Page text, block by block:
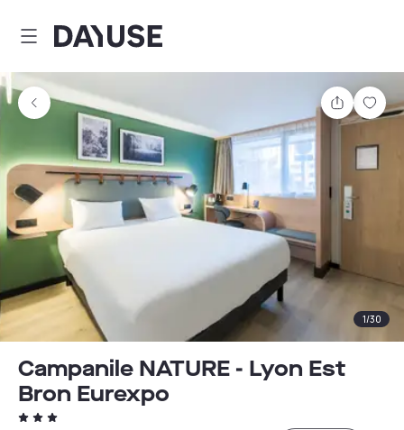
Dayuse
Partager
1/30
Campanile NATURE - Lyon Est
Bron Eurexpo